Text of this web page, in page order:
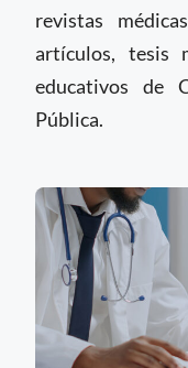
revistas
artículos, tesis
educativos de
Pública.